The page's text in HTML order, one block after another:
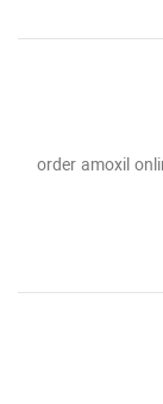
order amoxil